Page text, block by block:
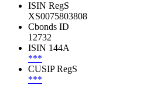
ISIN RegS
XS0075803808
Cbonds ID
12732
ISIN 144A
***
CUSIP RegS
***